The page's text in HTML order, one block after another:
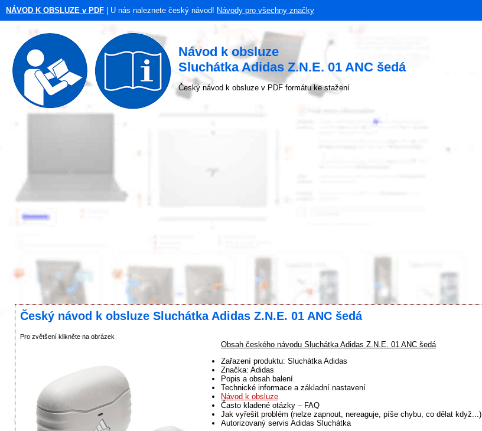
NÁVOD K OBSLUZE v PDF | U nás naleznete český návod! Návody pro všechny značky
Návod k obsluze
Sluchátka Adidas Z.N.E. 01 ANC šedá
Český návod k obsluze v PDF formátu ke stažení
Český návod k obsluze Sluchátka Adidas Z.N.E. 01 ANC šedá
Pro zvětšení klikněte na obrázek
Obsah českého návodu Sluchátka Adidas Z.N.E. 01 ANC šedá
Zařazení produktu: Sluchátka Adidas
Značka: Adidas
Popis a obsah balení
Technické informace a základní nastavení
Návod k obsluze
Často kladené otázky – FAQ
Jak vyřešit problém (nelze zapnout, nereaguje, píše chybu, co dělat když...)
Autorizovaný servis Adidas Sluchátka